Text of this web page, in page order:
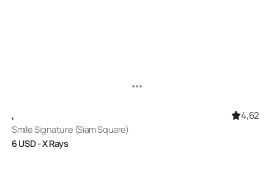
, 4,62
Smile Signature (Siam Square)
6USD- X Rays